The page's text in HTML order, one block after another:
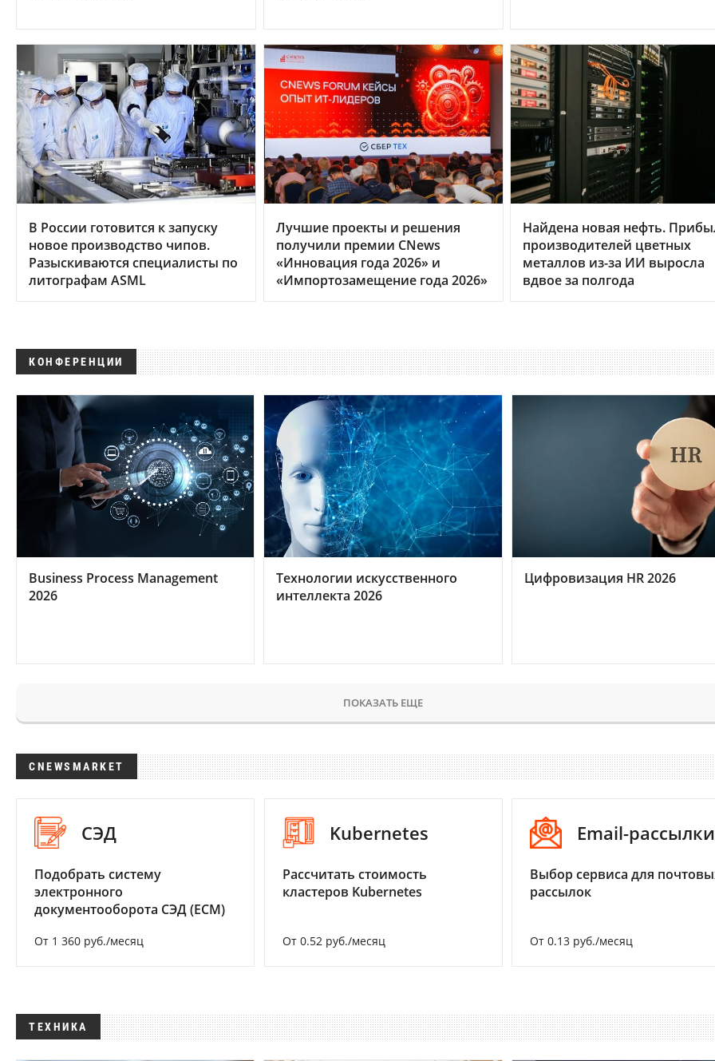
В России готовится к запуску
новое производство чипов.
Разыскиваются специалисты по
литографам ASML
Лучшие проекты и решения
получили премии CNews
«Инновация года 2026» и
«Импортозамещение года 2026»
Найдена новая нефть.
производителей цветных
металлов из-за ИИ выросла
вдвое за полгода
КОНФЕРЕНЦИИ
Business Process Management
2026
Технологии искусственного
интеллекта 2026
Цифровизация HR 2026
ПОКАЗАТЬ ЕЩЕ
CNEWSMARKET
СЭД
Подобрать систему
электронного
документооборота СЭД (ECM)
От 1 360 руб./месяц
Kubernetes
Рассчитать стоимость
кластеров Kubernetes
От 0.52 руб./месяц
Email-рассылки
Выбор сервиса для
рассылок
От 0.13 руб./месяц
ТЕХНИКА